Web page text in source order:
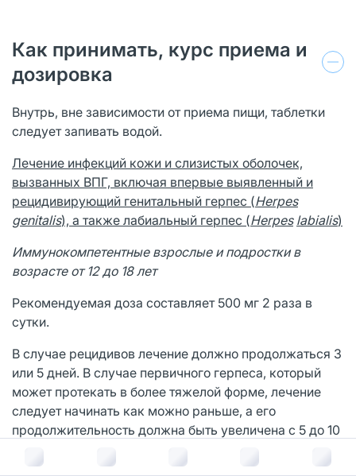
Как принимать, курс приема и
дозировка
Внутрь, вне зависимости от приема пищи, таблетки
следует запивать водой.
Лечение инфекций кожи и слизистых оболочек,
вызванных ВПГ, включая впервые выявленный и
рецидивирующий генитальный герпес (Herpes
genitalis), а также лабиальный герпес (Herpes labialis)
Иммунокомпетентные взрослые и подростки в
возрасте от 12 до 18 лет
Рекомендуемая доза составляет 500 мг 2 раза в
сутки.
В случае рецидивов лечение должно продолжаться 3
или 5 дней. В случае первичного герпеса, который
может протекать в более тяжелой форме, лечение
следует начинать как можно раньше, а его
продолжительность должна быть увеличена с 5 до 10
считается назначение препарата Валацикловир в